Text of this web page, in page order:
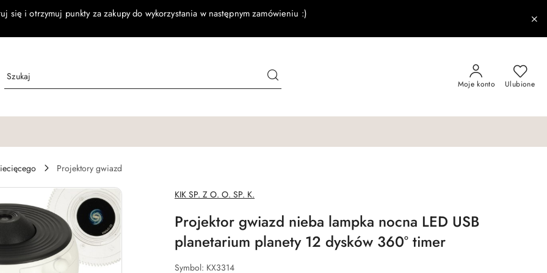
się i otrzymuj punkty za zakupy do wykorzystania w następnym zamówieniu :)
Moje konto Ulubione
Projektory gwiazd
NAZWA
PRODUCENTA:
KIK SP. Z O. O. SP. K.
Projektor gwiazd nieba lampka nocna LED USB
planetarium planety 12 dysków 360° timer
Symbol: KX3314